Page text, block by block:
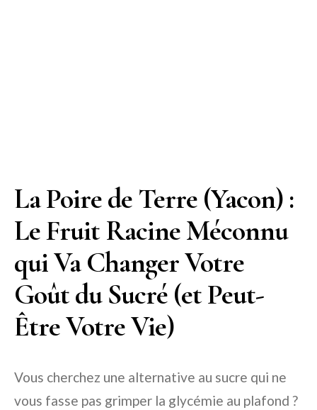
La Poire de Terre (Yacon) :
Le Fruit Racine Méconnu
qui Va Changer Votre
Goût du Sucré (et Peut-
Être Votre Vie)
Vous cherchez une alternative au sucre qui ne
vous fasse pas grimper la glycémie au plafond ?